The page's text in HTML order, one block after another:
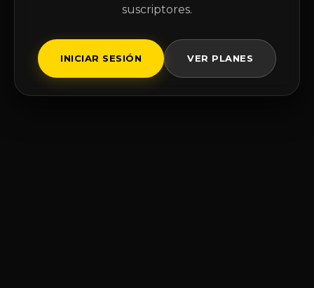
suscriptores.
INICIAR SESIÓN VER PLANES